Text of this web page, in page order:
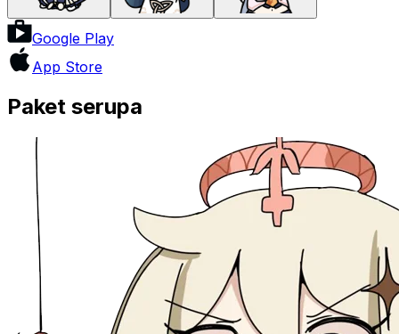
Google Play
App Store
Paket serupa